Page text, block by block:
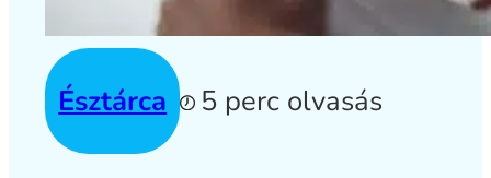
Észtárca 5 perc olvasás